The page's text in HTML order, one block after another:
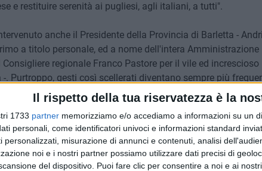
Il rispetto della tua riservatezza è la
1733 partner memorizziamo e/o accediamo a informazioni su un
personali, come identificatori univoci e informazioni standard
personalizzati, misurazione di annunci e contenuti, analisi
noi e i nostri partner possiamo utilizzare dati precisi di
del dispositivo. Puoi fare clic per consentire a noi e ai
e restituire serenità ai pugliesi, agli italiani, a tutti".
anche il Presidente della Provincia di Barletta -
a titolo personale, ed a nome dell'intera Amministrazione
regionale Franco Pastore per il vile ed increscioso
. Purtroppo, gesti così scellerati diventano sempre più
ormai irrespirabile che non fa bene a nessuno. Il
delicatissimo, ma solo attraverso il confronto, e non lo
affrontare i problemi. Al Consigliere Pastore - ha poi
ad operare per il proprio territorio con la passione e la
la migliore risposta a chi usa stupidamente la violenza